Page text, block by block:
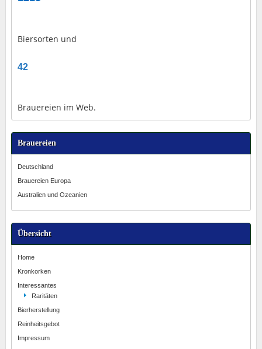
Biersorten und
42
Brauereien im Web.
Brauereien
Deutschland
Brauereien Europa
Australien und Ozeanien
Übersicht
Home
Kronkorken
Interessantes
Raritäten
Bierherstellung
Reinheitsgebot
Impressum